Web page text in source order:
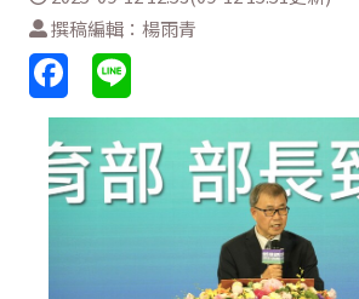
撰稿編輯：楊雨青